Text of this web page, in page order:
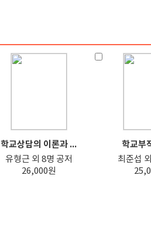
학교상담의 이론과 ...
유형근 외 8명 공저
26,000원
학교부
최준섭